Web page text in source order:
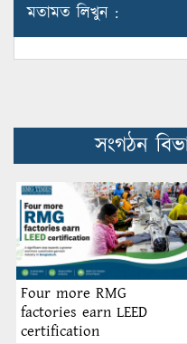
মতামত লিখুন :
সংগঠন
Four more RMG
factories earn LEED
certification